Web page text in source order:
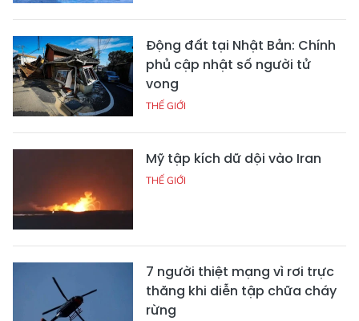
Động đất tại Nhật Bản: Chính
phủ cập nhật số người tử
vong
THẾ GIỚI
Mỹ tập kích dữ dội vào Iran
THẾ GIỚI
7 người thiệt mạng vì rơi trực
thăng khi diễn tập chữa cháy
rừng